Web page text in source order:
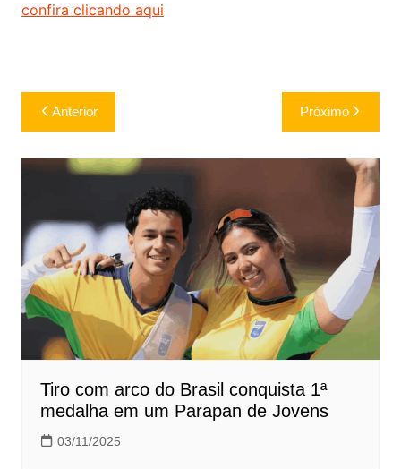
confira clicando aqui
Navegação
de
Post
Anterior Próximo
Tiro com arco do Brasil conquista 1ª
medalha em um Parapan de Jovens
03/11/2025